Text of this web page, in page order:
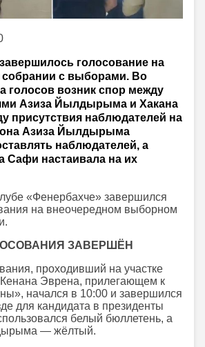
голосование на
собрании с выборами. Во
голосов возник спор между
Азиза Йылдырыма и Хакана
присутствия наблюдателей на
Азиза Йылдырыма
наблюдателей, а
Сафи настаивала на их
«Фенербахче» завершился
на внеочередном выборном
ЗАВЕРШЁН
проходивший на участке
Эврена, прилегающем к
начался в 10:00 и завершился
для кандидата в президенты
белый бюллетень, а
— жёлтый.